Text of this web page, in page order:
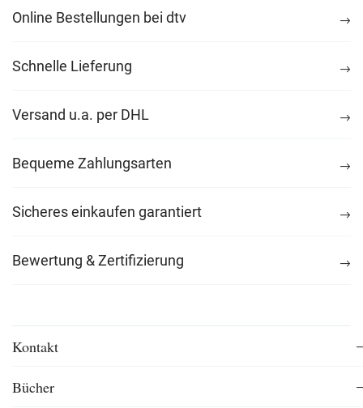
Online Bestellungen bei dtv
Schnelle Lieferung
Versand u.a. per DHL
Bequeme Zahlungsarten
Sicheres einkaufen garantiert
Bewertung & Zertifizierung
Kontakt
Bücher